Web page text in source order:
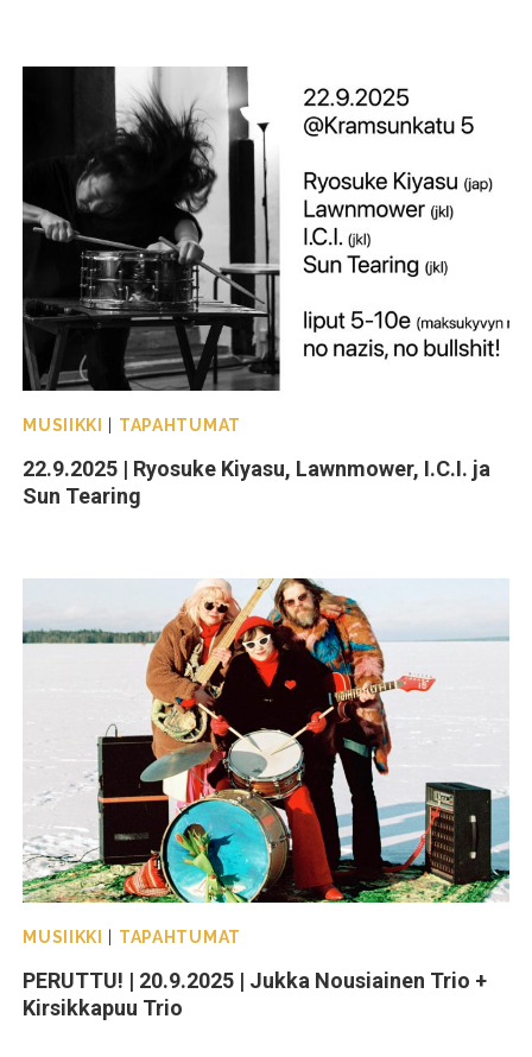
MUSIIKKI TAPAHTUMAT
22.9.2025 | Ryosuke Kiyasu, Lawnmower, I.C.I. ja
Sun Tearing
MUSIIKKI TAPAHTUMAT
PERUTTU! | 20.9.2025 | Jukka Nousiainen Trio +
Kirsikkapuu Trio